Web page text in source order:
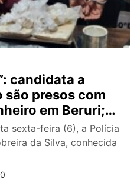
candidata a
são presos com
em Beruri;
sexta-feira (6), a Polícia
da Silva, conhecida